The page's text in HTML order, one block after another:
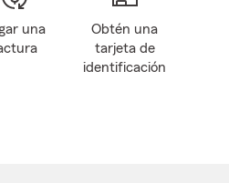
una
Obtén una
tarjeta de
identificación